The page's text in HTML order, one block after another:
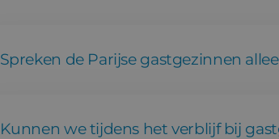
Spreken de Parijse gastgezinnen
Kunnen we tijdens het verblijf bij